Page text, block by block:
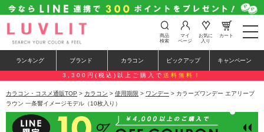
t
o
e
n
a
a
商品
検索
マイ
ページ
お気に
入り
カート
ランキング ブランド カラコン ピックアップ キャンペーン
3,300円(税込)以上ご購入で 送料無料！
カラコン・コスメ通販TOP > カラコン > 使用期限 > ワンデー > カラーズワンデー エアリーブ
ラウン 一条響イメージモデル（10枚入り）